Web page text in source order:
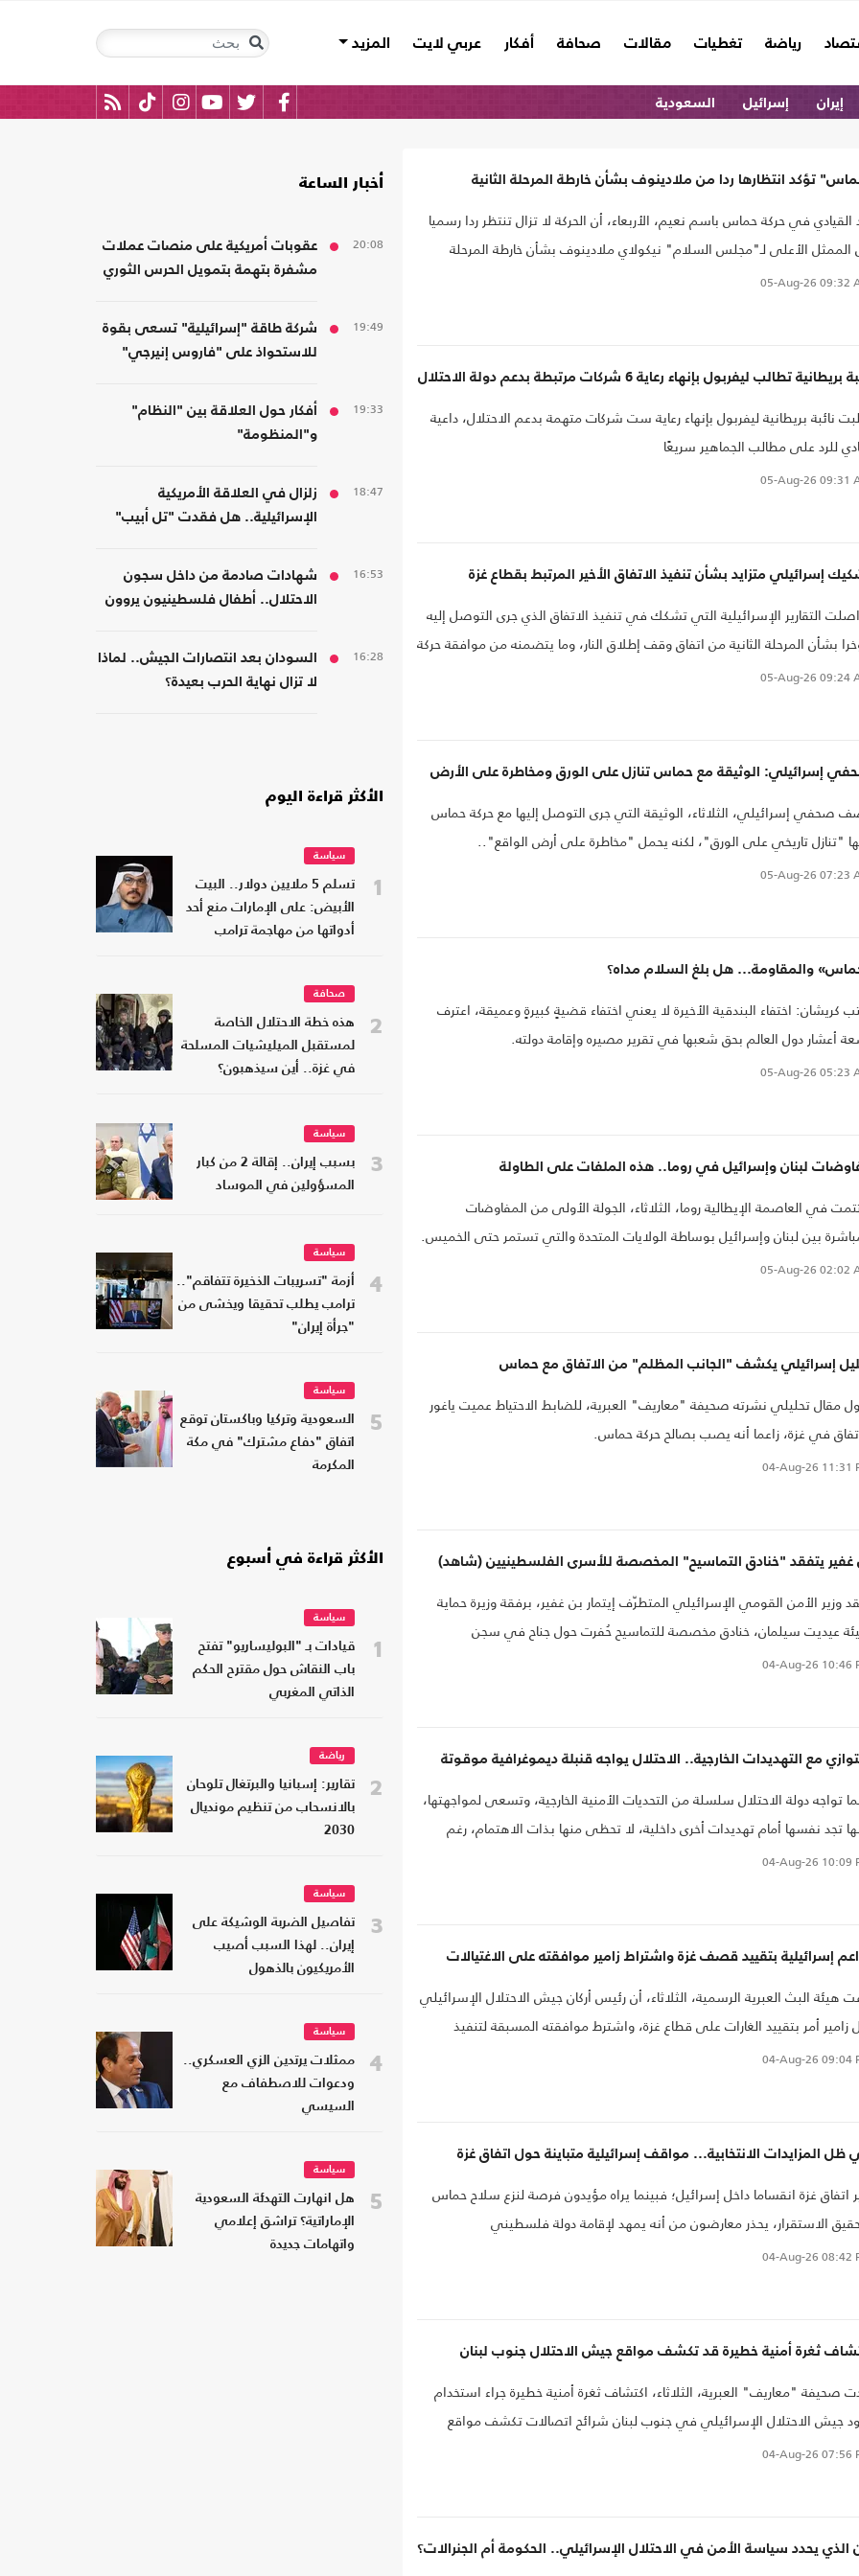
رياضة تغطيات مقالات صحافة أفكار عربي لايت المزيد
إيران إسرائيل السعودية
تؤكد انتظارها ردا من ملادينوف بشأن خارطة المرحلة الثانية
القيادي في حركة حماس باسم نعيم، الأربعاء، أن الحركة لا تزال تنتظر ردا رسميا
الأعلى لـ"مجلس السلام" نيكولاي ملادينوف بشأن خارطة المرحلة
05-Aug-26 09:32
بريطانية تطالب ليفربول بإنهاء رعاية 6 شركات مرتبطة بدعم دولة الاحتلال
نائبة بريطانية ليفربول بإنهاء رعاية ست شركات متهمة بدعم الاحتلال، داعية
للرد على مطالب الجماهير سريعًا
05-Aug-26 09:31
إسرائيلي متزايد بشأن تنفيذ الاتفاق الأخير المرتبط بقطاع غزة
التقارير الإسرائيلية التي تشكك في تنفيذ الاتفاق الذي جرى التوصل إليه
بشأن المرحلة الثانية من اتفاق وقف إطلاق النار، وما يتضمنه من موافقة حركة
05-Aug-26 09:24
إسرائيلي: الوثيقة مع حماس تنازل على الورق ومخاطرة على الأرض
صحفي إسرائيلي، الثلاثاء، الوثيقة التي جرى التوصل إليها مع حركة حماس
"تنازل تاريخي على الورق"، لكنه يحمل "مخاطرة على أرض الواقع"..
05-Aug-26 07:23
والمقاومة… هل بلغ السلام مداه؟
يكتب كريشان: اختفاء البندقية الأخيرة لا يعني اختفاء قضيةٍ كبيرةٍ وعميقة، اعترف
أعشار دول العالم بحق شعبها في تقرير مصيره وإقامة دولته.
05-Aug-26 05:23
لبنان وإسرائيل في روما.. هذه الملفات على الطاولة
في العاصمة الإيطالية روما، الثلاثاء، الجولة الأولى من المفاوضات
بين لبنان وإسرائيل بوساطة الولايات المتحدة والتي تستمر حتى الخميس.
05-Aug-26 02:02
إسرائيلي يكشف "الجانب المظلم" من الاتفاق مع حماس
مقال تحليلي نشرته صحيفة "معاريف" العبرية، للضابط الاحتياط عميت ياغور
في غزة، زاعما أنه يصب بصالح حركة حماس.
04-Aug-26 11:31
غفير يتفقد "خنادق التماسيح" المخصصة للأسرى الفلسطينيين (شاهد)
وزير الأمن القومي الإسرائيلي المتطرّف إيتمار بن غفير، برفقة وزيرة حماية
عيديت سيلمان، خنادق مخصصة للتماسيح حُفرت حول جناح في سجن
الذي يضمّ أسرى فلسطينيين.
04-Aug-26 10:46
مع التهديدات الخارجية.. الاحتلال يواجه قنبلة ديموغرافية موقوتة
تواجه دولة الاحتلال سلسلة من التحديات الأمنية الخارجية، وتسعى لمواجهتها،
تجد نفسها أمام تهديدات أخرى داخلية، لا تحظى منها بذات الاهتمام، رغم
على مستقبلها ووجودها، وآخرها التهديد الديموغرافي.
04-Aug-26 10:09
إسرائيلية بتقييد قصف غزة واشتراط زامير موافقته على الاغتيالات
هيئة البث العبرية الرسمية، الثلاثاء، أن رئيس أركان جيش الاحتلال الإسرائيلي
زامير أمر بتقييد الغارات على قطاع غزة، واشترط موافقته المسبقة لتنفيذ
اغتيال..
04-Aug-26 09:04
ظل المزايدات الانتخابية... مواقف إسرائيلية متباينة حول اتفاق غزة
اتفاق غزة انقساما داخل إسرائيل؛ فبينما يراه مؤيدون فرصة لنزع سلاح حماس
الاستقرار، يحذر معارضون من أنه يمهد لإقامة دولة فلسطيني
04-Aug-26 08:42
ثغرة أمنية خطيرة قد تكشف مواقع جيش الاحتلال جنوب لبنان
صحيفة "معاريف" العبرية، الثلاثاء، اكتشاف ثغرة أمنية خطيرة جراء استخدام
جيش الاحتلال الإسرائيلي في جنوب لبنان شرائح اتصالات تكشف مواقع
04-Aug-26 07:56
الذي يحدد سياسة الأمن في الاحتلال الإسرائيلي.. الحكومة أم الجنرالات؟
أخبار الساعة
20:08
عقوبات أمريكية على منصات عملات
مشفرة بتهمة بتمويل الحرس الثوري
19:49
شركة طاقة "إسرائيلية" تسعى بقوة
للاستحواذ على "فاروس إنيرجي"
19:33
أفكار حول العلاقة بين "النظام"
و"المنظومة"
18:47
زلزال في العلاقة الأمريكية
الإسرائيلية.. هل فقدت "تل أبيب"
16:53
شهادات صادمة من داخل سجون
الاحتلال.. أطفال فلسطينيون يروون
16:28
السودان بعد انتصارات الجيش.. لماذا
لا تزال نهاية الحرب بعيدة؟
الأكثر قراءة اليوم
1
سياسة
تسلم 5 ملايين دولار.. البيت
الأبيض: على الإمارات منع أحد
أدواتها من مهاجمة ترامب
2
صحافة
هذه خطة الاحتلال الخاصة
لمستقبل الميليشيات المسلحة
في غزة.. أين سيذهبون؟
3
سياسة
بسبب إيران.. إقالة 2 من كبار
المسؤولين في الموساد
4
سياسة
أزمة "تسريبات الذخيرة تتفاقم"..
ترامب يطلب تحقيقا ويخشى من
"جرأة إيران"
5
سياسة
السعودية وتركيا وباكستان توقع
اتفاق "دفاع مشترك" في مكة
المكرمة
الأكثر قراءة في أسبوع
1
سياسة
قيادات بـ "البوليساريو" تفتح
باب النقاش حول مقترح الحكم
الذاتي المغربي
2
رياضة
تقارير: إسبانيا والبرتغال تلوحان
بالانسحاب من تنظيم مونديال
2030
3
سياسة
تفاصيل الضربة الوشيكة على
إيران.. لهذا السبب أصيب
الأمريكيون بالذهول
4
سياسة
ممثلات يرتدين الزي العسكري..
ودعوات للاصطفاف مع
السيسي
5
سياسة
هل انهارت التهدئة السعودية
الإماراتية؟ تراشق إعلامي
واتهامات جديدة